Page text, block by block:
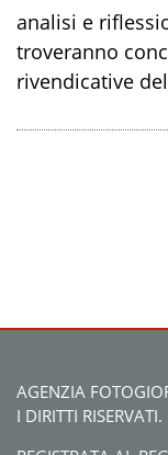
analisi e
troveranno
rivendicative
AGENZIA
I DIRITTI RISERVATI.